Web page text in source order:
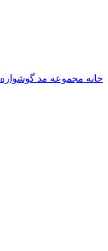
خانه مجموعه مد گوشواره